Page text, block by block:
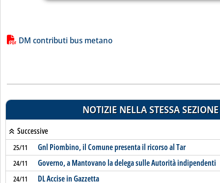
Lista allegati PDF alla notizia
DM contributi bus metano
NOTIZIE NELLA STESSA SEZIONE
Successive
25/11 Gnl Piombino, il Comune presenta il ricorso al Tar
24/11 Governo, a Mantovano la delega sulle Autorità indipendenti
24/11 DL Accise in Gazzetta